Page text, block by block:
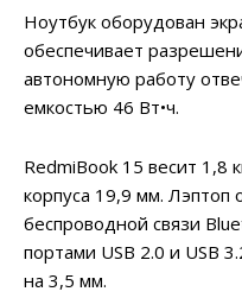
Ноутбук оборудован
обеспечивает
автономную работу
емкостью 46 Вт•ч.
RedmiBook 15 весит 1,8
корпуса 19,9 мм.
беспроводной связи
портами USB 2.0 и USB
на 3,5 мм.